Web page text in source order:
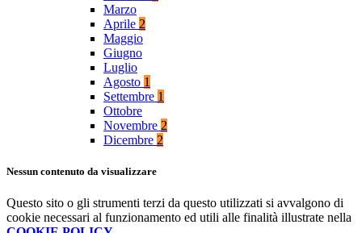
Marzo
Aprile 2
Maggio
Giugno
Luglio
Agosto 1
Settembre 1
Ottobre
Novembre 2
Dicembre 2
Nessun contenuto da visualizzare
Questo sito o gli strumenti terzi da questo utilizzati si avvalgono di
cookie necessari al funzionamento ed utili alle finalità illustrate nella